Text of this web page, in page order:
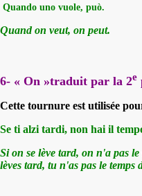
Quando uno vuole, può.
Quand on veut, on peut.
6- « On »traduit par la 2e
Cette tournure est utilisée
Se ti alzi tardi, non hai il
Si on se lève tard, on n'a pas
lèves tard, tu n'as pas le temps